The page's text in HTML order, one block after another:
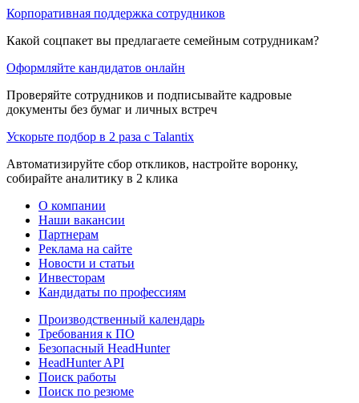
Корпоративная поддержка сотрудников
Какой соцпакет вы предлагаете семейным сотрудникам?
Оформляйте кандидатов онлайн
Проверяйте сотрудников и подписывайте кадровые
документы без бумаг и личных встреч
Ускорьте подбор в 2 раза с Talantix
Автоматизируйте сбор откликов, настройте воронку,
собирайте аналитику в 2 клика
О компании
Наши вакансии
Партнерам
Реклама на сайте
Новости и статьи
Инвесторам
Кандидаты по профессиям
Производственный календарь
Требования к ПО
Безопасный HeadHunter
HeadHunter API
Поиск работы
Поиск по резюме